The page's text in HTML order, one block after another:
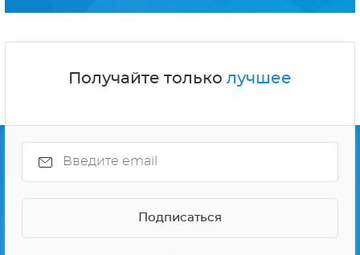
Получайте только лучшее